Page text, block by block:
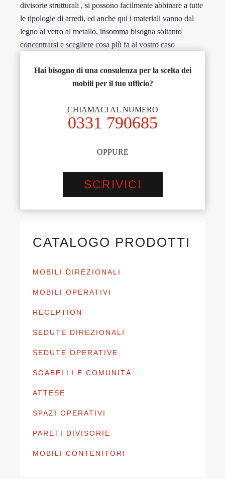
divisorie strutturali , si possono facilmente abbinare a tutte
le tipologie di arredi, ed anche qui i materiali vanno dal
legno al vetro al metallo, insomma bisogna soltanto
concentrarsi e scegliere cosa più fa al vostro caso
Hai bisogno di una consulenza per la scelta dei
mobili per il tuo ufficio?
CHIAMACI AL NUMERO
0331 790685
OPPURE
SCRIVICI
CATALOGO PRODOTTI
MOBILI DIREZIONALI
MOBILI OPERATIVI
RECEPTION
SEDUTE DIREZIONALI
SEDUTE OPERATIVE
SGABELLI E COMUNITÀ
ATTESE
SPAZI OPERATIVI
PARETI DIVISORIE
MOBILI CONTENITORI